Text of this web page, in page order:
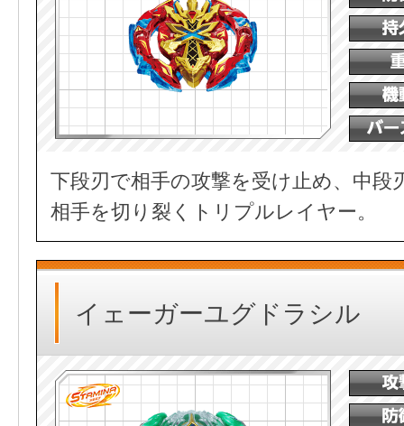
下段刃で相手の攻撃を受け止め、中段
相手を切り裂くトリプルレイヤー。
イェーガーユグドラシル